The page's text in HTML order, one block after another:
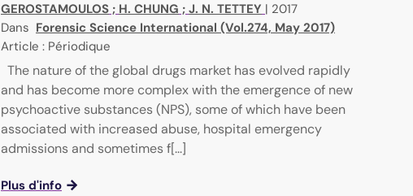
GEROSTAMOULOS ; H. CHUNG ; J. N. TETTEY | 2017
Dans Forensic Science International (Vol.274, May 2017)
Article : Périodique
The nature of the global drugs market has evolved rapidly
and has become more complex with the emergence of new
psychoactive substances (NPS), some of which have been
associated with increased abuse, hospital emergency
admissions and sometimes f[...]
Plus d'info